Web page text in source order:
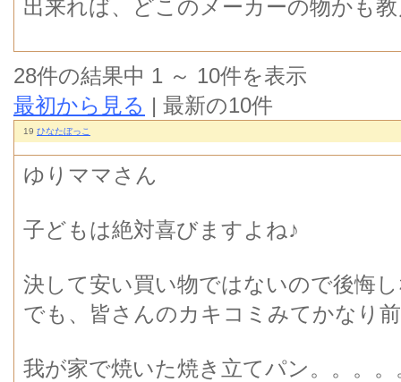
出来れば、どこのメーカーの物かも
28件の結果中 1 ～ 10件を表示
最初から見る | 最新の10件
19 ひなたぼっこ
ゆりママさん
子どもは絶対喜びますよね♪
決して安い買い物ではないので後悔
でも、皆さんのカキコミみてかなり
我が家で焼いた焼き立てパン。。。。